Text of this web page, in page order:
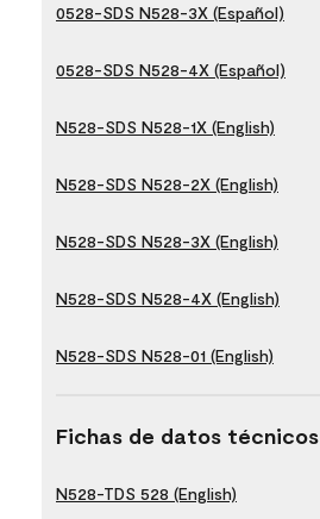
0528-SDS N528-3X (Español)
0528-SDS N528-4X (Español)
N528-SDS N528-1X (English)
N528-SDS N528-2X (English)
N528-SDS N528-3X (English)
N528-SDS N528-4X (English)
N528-SDS N528-01 (English)
Fichas de datos técnicos
N528-TDS 528 (English)